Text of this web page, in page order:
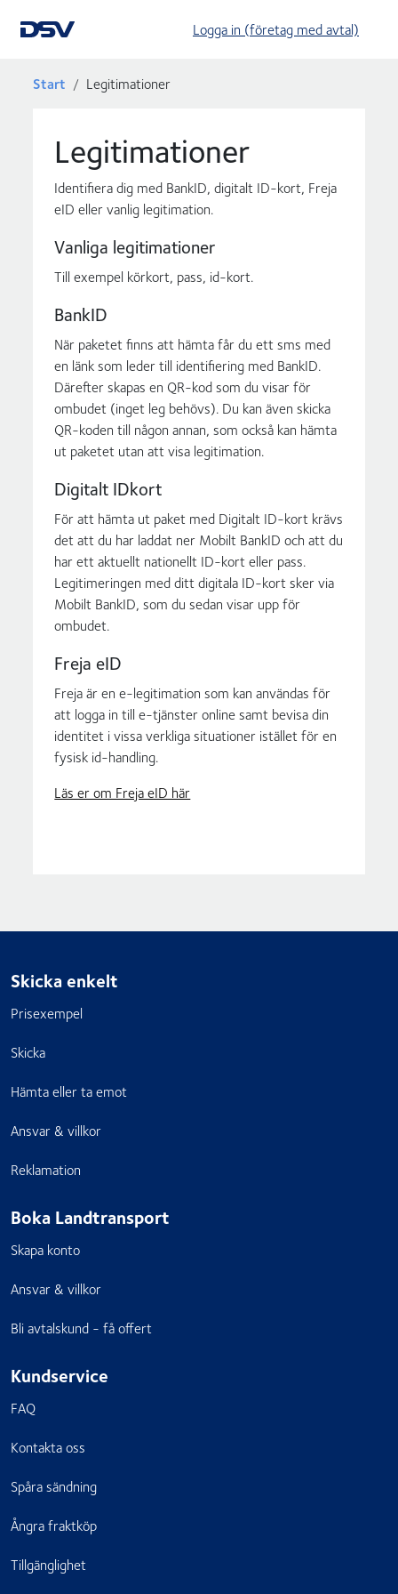
Logga in (företag med avtal)
Start Legitimationer
Legitimationer
Identifiera dig med BankID, digitalt ID-kort, Freja
eID eller vanlig legitimation.
Vanliga legitimationer
Till exempel körkort, pass, id-kort.
BankID
När paketet finns att hämta får du ett sms med
en länk som leder till identifiering med BankID.
Därefter skapas en QR-kod som du visar för
ombudet (inget leg behövs). Du kan även skicka
QR-koden till någon annan, som också kan hämta
ut paketet utan att visa legitimation.
Digitalt IDkort
För att hämta ut paket med Digitalt ID-kort krävs
det att du har laddat ner Mobilt BankID och att du
har ett aktuellt nationellt ID-kort eller pass.
Legitimeringen med ditt digitala ID-kort sker via
Mobilt BankID, som du sedan visar upp för
ombudet.
Freja eID
Freja är en e-legitimation som kan användas för
att logga in till e-tjänster online samt bevisa din
identitet i vissa verkliga situationer istället för en
fysisk id-handling.
Läs er om Freja eID här
Skicka enkelt
Prisexempel
Skicka
Hämta eller ta emot
Ansvar & villkor
Reklamation
Boka Landtransport
Skapa konto
Ansvar & villkor
Bli avtalskund - få offert
Kundservice
FAQ
Kontakta oss
Spåra sändning
Ångra fraktköp
Tillgänglighet